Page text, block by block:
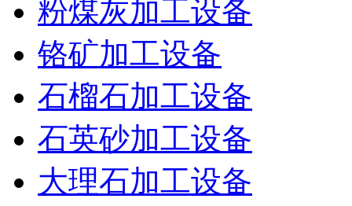
粉煤灰加工设备
铬矿加工设备
石榴石加工设备
石英砂加工设备
大理石加工设备